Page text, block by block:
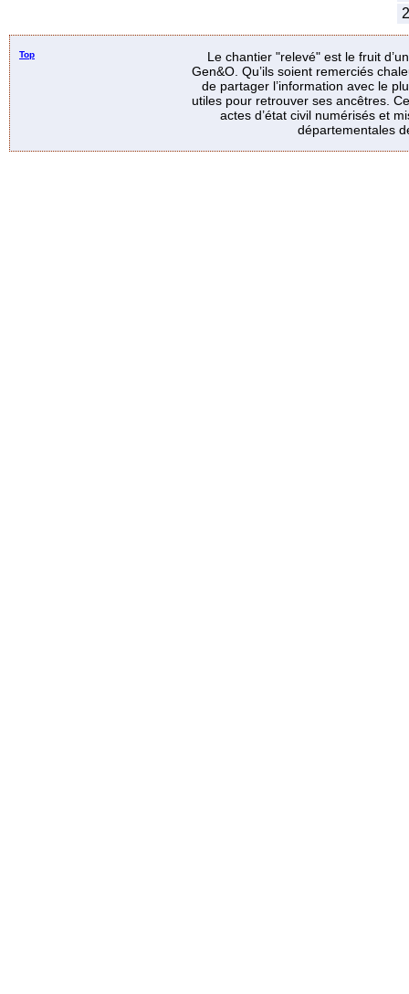
Top
Le chantier "relevé" est le fruit
Gen&O. Qu’ils soient remerciés
de partager l’information avec le
utiles pour retrouver ses ancêtres.
actes d’état civil numérisés et
départementales